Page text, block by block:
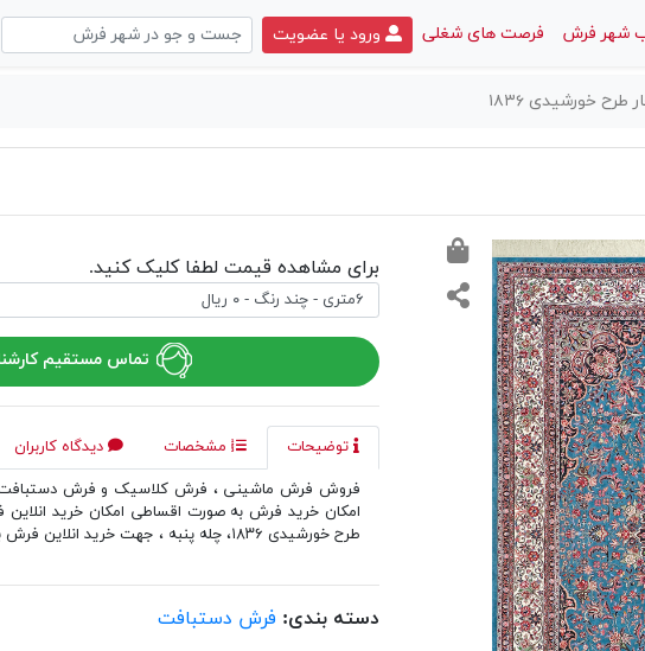
شهر فرش فرصت های شغلی ورود یا عضویت
خورشیدی ۱۸۳۶
برای مشاهده قیمت لطفا کلیک کنید.
تماس مستقیم
توضیحات مشخصات
دیدگاه کاربران
فروش فرش ماشینی ، فرش کلاسیک و فرش دستبافت
امکان خرید فرش به صورت اقساطی امکان خرید
طرح خورشیدی ۱۸۳۶، چله پنبه ، جهت خرید انلاین فرش باشماره ۰۲۱۴۸۰۶۲ تماس حاصل نمایید.
دسته بندی: فرش دستبافت